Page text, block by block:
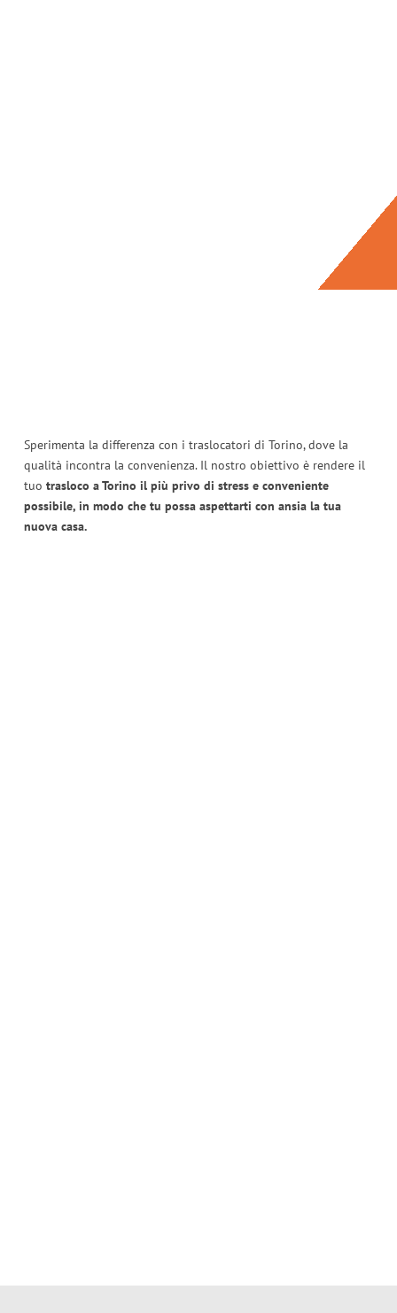
Sperimenta la differenza con i traslocatori di Torino, dove la
qualità incontra la convenienza. Il nostro obiettivo è rendere il
tuo trasloco a Torino il più privo di stress e conveniente
possibile, in modo che tu possa aspettarti con ansia la tua
nuova casa.